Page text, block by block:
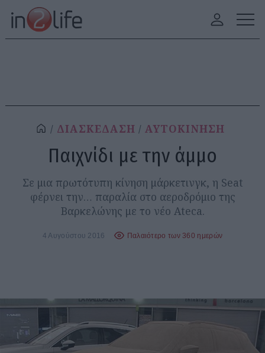
ΔΙΑΣΚΕΔΑΣΗ ΑΥΤΟΚΙΝΗΣΗ
Παιχνίδι με την άμμο
Σε μια πρωτότυπη κίνηση μάρκετινγκ, η Seat
φέρνει την… παραλία στο αεροδρόμιο της
Βαρκελώνης με το νέο Ateca.
4 Αυγούστου 2016 Παλαιότερο των 360 ημερών